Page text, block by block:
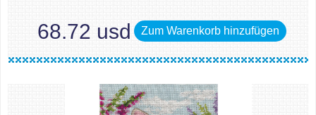
68.72 usd Zum Warenkorb hinzufügen